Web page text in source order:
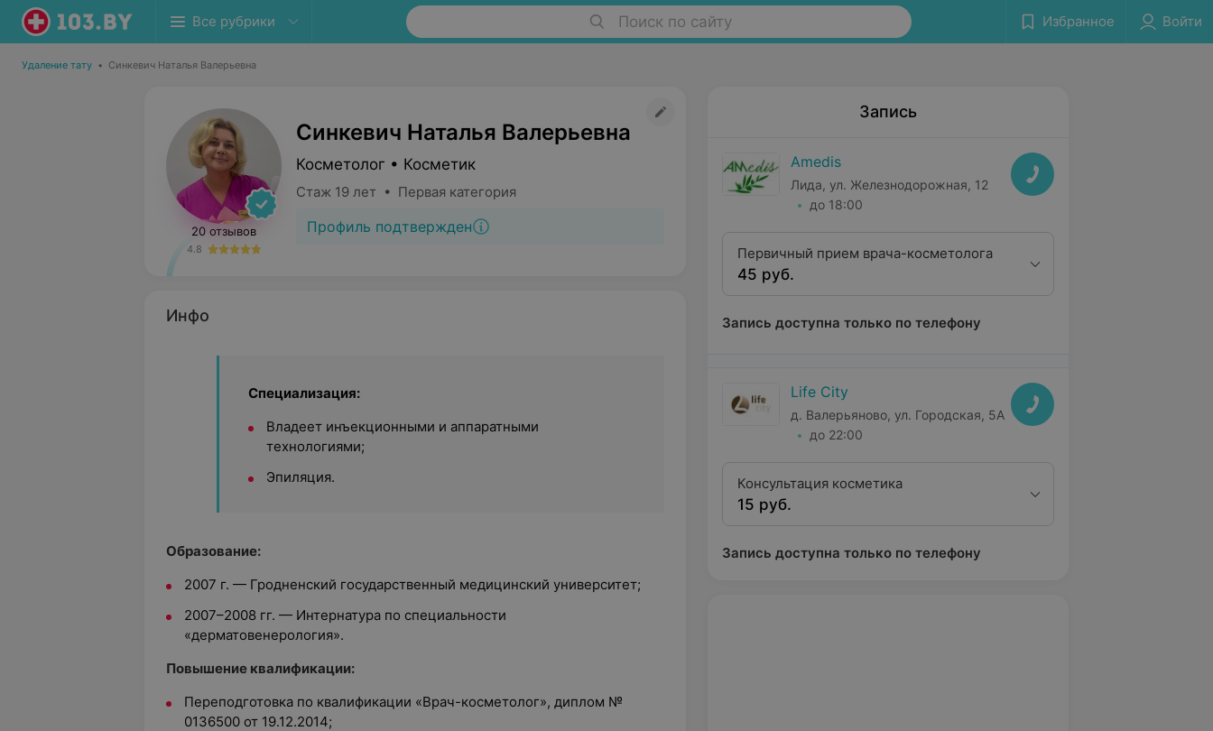
Все рубрики Поиск по сайту Избранное Войти
Удаление тату • Синкевич Наталья Валерьевна
20 отзывов
4.8
Синкевич Наталья Валерьевна
Косметолог • Косметик
Стаж 19 лет • Первая категория
Профиль подтвержден
Инфо
Специализация:
Владеет инъекционными и аппаратными
технологиями;
Эпиляция.
Образование:
2007 г. — Гродненский государственный медицинский университет;
2007–2008 гг. — Интернатура по специальности
«дерматовенерология».
Повышение квалификации:
Переподготовка по квалификации «Врач-косметолог», диплом №
0136500 от 19.12.2014;
Запись
Amedis
Лида, ул. Железнодорожная, 12
до 18:00
Первичный прием врача-косметолога
45 руб.
Запись доступна только по телефону
Life City
д. Валерьяново, ул. Городская, 5А
до 22:00
Консультация косметика
15 руб.
Запись доступна только по телефону